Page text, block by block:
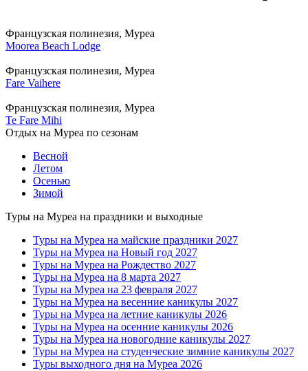
Французская полинезия, Муреа
Moorea Beach Lodge
Французская полинезия, Муреа
Fare Vaihere
Французская полинезия, Муреа
Te Fare Mihi
Отдых на Муреа по сезонам
Весной
Летом
Осенью
Зимой
Туры на Муреа на праздники и выходные
Туры на Муреа на майские праздники 2027
Туры на Муреа на Новый год 2027
Туры на Муреа на Рождество 2027
Туры на Муреа на 8 марта 2027
Туры на Муреа на 23 февраля 2027
Туры на Муреа на весенние каникулы 2027
Туры на Муреа на летние каникулы 2026
Туры на Муреа на осенние каникулы 2026
Туры на Муреа на новогодние каникулы 2027
Туры на Муреа на студенческие зимние каникулы 2027
Туры выходного дня на Муреа 2026